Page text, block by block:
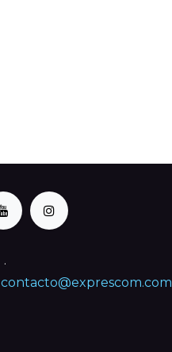
.
contacto@exprescom.com